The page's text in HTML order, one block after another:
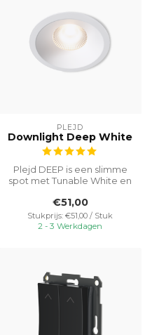
PLEJD
Downlight Deep White
Plejd DEEP is een slimme
spot met Tunable White en
zonder...
€51,00
Stukprijs: €51,00 / Stuk
2 - 3 Werkdagen